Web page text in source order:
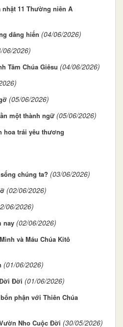
11 Thường niên A
dâng hiến (04/06/2026)
06/2026)
Tâm Chúa Giêsu (04/06/2026)
(05/06/2026)
một thành ngữ (05/06/2026)
hoa trái yêu thương
chúng ta? (03/06/2026)
(02/06/2026)
06/2026)
nay (02/06/2026)
và Máu Chúa Kitô
(01/06/2026)
Đời (01/06/2026)
phận với Thiên Chúa
Nho Cuộc Đời (30/05/2026)